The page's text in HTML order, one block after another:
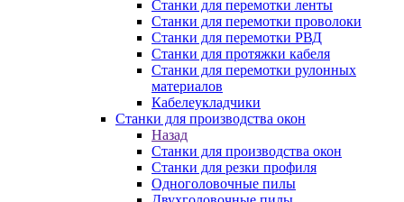
Станки для перемотки ленты
Станки для перемотки проволоки
Станки для перемотки РВД
Станки для протяжки кабеля
Станки для перемотки рулонных
материалов
Кабелеукладчики
Станки для производства окон
Назад
Станки для производства окон
Станки для резки профиля
Одноголовочные пилы